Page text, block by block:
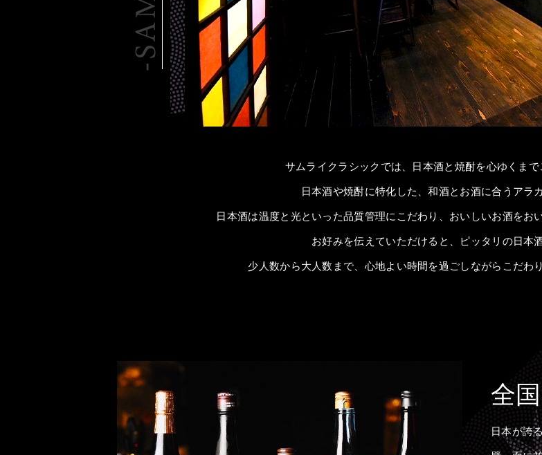
サムライクラシックでは、日本酒と焼酎を心ゆくま
日本酒や焼酎に特化した、和酒とお酒に合うアラ
日本酒は温度と光といった品質管理にこだわり、おいしいお酒をお
お好みを伝えていただけると、ピッタリの日本
少人数から大人数まで、心地よい時間を過ごしながらこだわ
全
日本が誇